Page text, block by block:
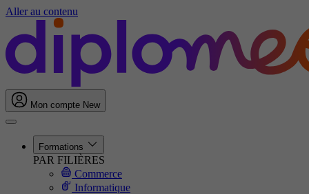
Aller au contenu
Mon compte New
Formations
PAR FILIÈRES
Commerce
Informatique